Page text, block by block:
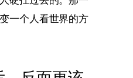
一个人看世界的方